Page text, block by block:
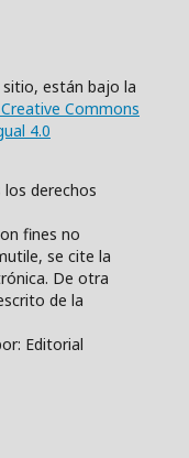
están bajo la
Commons
4.0
los derechos
fines no
se cite la
De otra
de la
Editorial